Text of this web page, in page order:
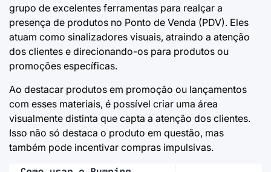
grupo de excelentes ferramentas para realçar a
presença de produtos no Ponto de Venda (PDV). Eles
atuam como sinalizadores visuais, atraindo a atenção
dos clientes e direcionando-os para produtos ou
promoções específicas.
Ao destacar produtos em promoção ou lançamentos
com esses materiais, é possível criar uma área
visualmente distinta que capta a atenção dos clientes.
Isso não só destaca o produto em questão, mas
também pode incentivar compras impulsivas.